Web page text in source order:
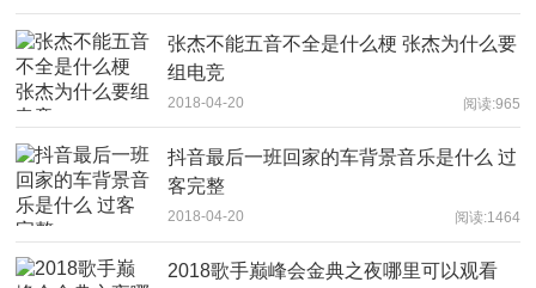
张杰不能五音不全是什么梗 张杰为什么要
组电竞
2018-04-20 阅读:965
抖音最后一班回家的车背景音乐是什么 过
客完整
2018-04-20 阅读:1464
2018歌手巅峰会金典之夜哪里可以观看